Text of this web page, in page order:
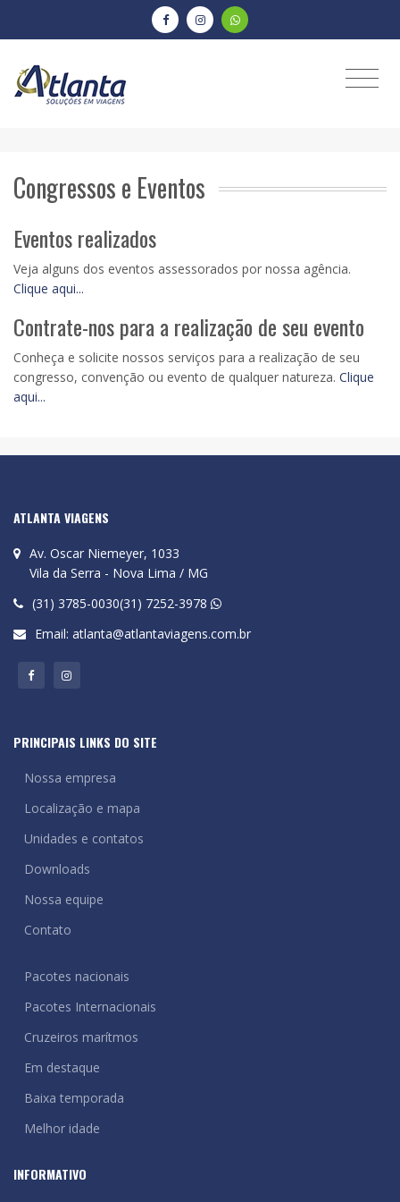
Congressos e Eventos
Eventos realizados
Veja alguns dos eventos assessorados por nossa agência.
Clique aqui...
Contrate-nos para a realização de seu evento
Conheça e solicite nossos serviços para a realização de seu
congresso, convenção ou evento de qualquer natureza. Clique
aqui...
ATLANTA VIAGENS
Av. Oscar Niemeyer, 1033
Vila da Serra - Nova Lima / MG
(31) 3785-0030(31) 7252-3978
Email: atlanta@atlantaviagens.com.br
PRINCIPAIS LINKS DO SITE
Nossa empresa
Localização e mapa
Unidades e contatos
Downloads
Nossa equipe
Contato
Pacotes nacionais
Pacotes Internacionais
Cruzeiros marítmos
Em destaque
Baixa temporada
Melhor idade
INFORMATIVO